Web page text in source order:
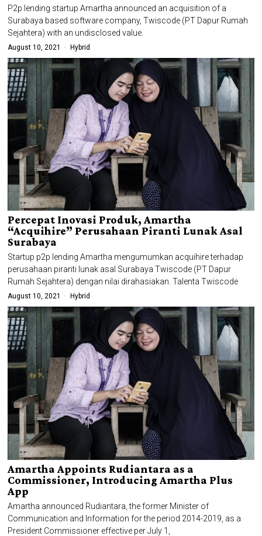
P2p lending startup Amartha announced an acquisition of a
Surabaya based software company, Twiscode (PT Dapur Rumah
Sejahtera) with an undisclosed value.
August 10, 2021 Hybrid
Percepat Inovasi Produk, Amartha
“Acquihire” Perusahaan Piranti Lunak Asal
Surabaya
Startup p2p lending Amartha mengumumkan acquihire terhadap
perusahaan piranti lunak asal Surabaya Twiscode (PT Dapur
Rumah Sejahtera) dengan nilai dirahasiakan. Talenta Twiscode
August 10, 2021 Hybrid
Amartha Appoints Rudiantara as a
Commissioner, Introducing Amartha Plus
App
Amartha announced Rudiantara, the former Minister of
Communication and Information for the period 2014-2019, as a
President Commissioner effective per July 1,